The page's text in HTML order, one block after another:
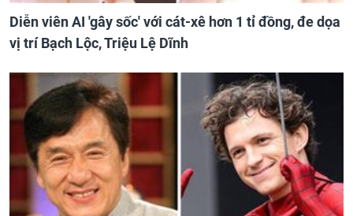
Diễn viên AI 'gây sốc' với cát-xê hơn 1 tỉ đồng, đe dọa
vị trí Bạch Lộc, Triệu Lệ Dĩnh